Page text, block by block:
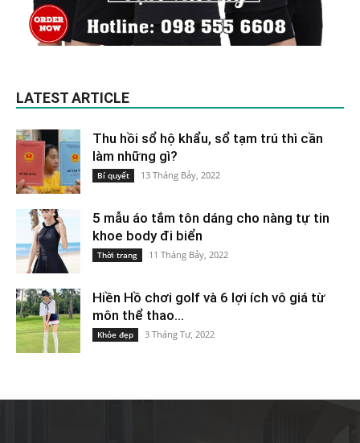
LATEST ARTICLE
Thu hồi sổ hộ khẩu, sổ tạm trú thì cần
làm những gì?
Bí quyết 13 Tháng Bảy, 2022
5 mẫu áo tắm tôn dáng cho nàng tự tin
khoe body đi biển
Thời trang 11 Tháng Bảy, 2022
Hiền Hồ chơi golf và 6 lợi ích vô giá từ
môn thể thao...
Khỏe đẹp 3 Tháng Tư, 2022